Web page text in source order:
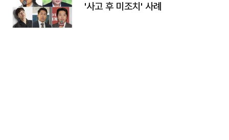
'사고 후 미조치' 사례